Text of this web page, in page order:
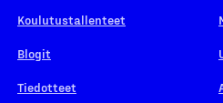
Koulutustallenteet
Blogit
Tiedotteet